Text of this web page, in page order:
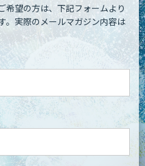
希望の方は、下記フォームより
実際のメールマガジン内容は